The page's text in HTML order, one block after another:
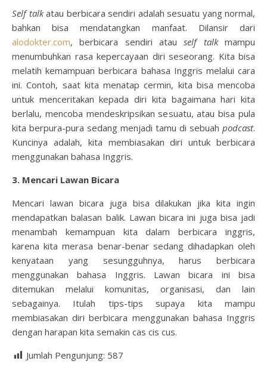
Self talkatau berbicara sendiri adalah sesuatu yang normal,
bahkan bisa mendatangkan manfaat. Dilansir dari
alodokter.com, berbicara sendiri atauself talkmampu
menumbuhkan rasa kepercayaan diri seseorang. Kita bisa
melatih kemampuan berbicara bahasa Inggris melalui cara
ini. Contoh, saat kita menatap cermin, kita bisa mencoba
untuk menceritakan kepada diri kita bagaimana hari kita
berlalu, mencoba mendeskripsikan sesuatu, atau bisa pula
kita berpura-pura sedang menjadi tamu di sebuah podcast.
Kuncinya adalah, kita membiasakan diri untuk berbicara
menggunakan bahasa Inggris.
3. Mencari Lawan Bicara
Mencari lawan bicara juga bisa dilakukan jika kita ingin
mendapatkan balasan balik. Lawan bicara ini juga bisa jadi
menambah kemampuan kita dalam berbicara inggris,
karena kita merasa benar-benar sedang dihadapkan oleh
kenyataan yang sesungguhnya, harus berbicara
menggunakan bahasa Inggris. Lawan bicara ini bisa
ditemukan melalui komunitas, organisasi, dan lain
sebagainya. Itulah tips-tips supaya kita mampu
membiasakan diri berbicara menggunakan bahasa Inggris
dengan harapan kita semakin cas cis cus.
Jumlah Pengunjung: 587